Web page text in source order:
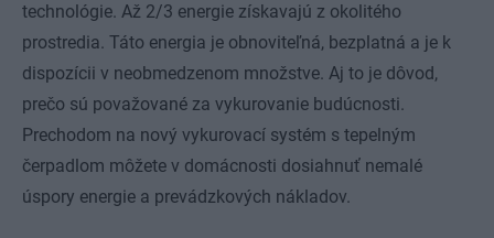
technológie. Až 2/3 energie získavajú z okolitého
prostredia. Táto energia je obnoviteľná, bezplatná a je k
dispozícii v neobmedzenom množstve. Aj to je dôvod,
prečo sú považované za vykurovanie budúcnosti.
Prechodom na nový vykurovací systém s tepelným
čerpadlom môžete v domácnosti dosiahnuť nemalé
úspory energie a prevádzkových nákladov.